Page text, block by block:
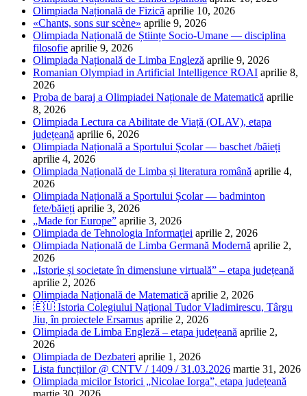
Olimpiada Națională de Fizică aprilie 10, 2026
«Chants, sons sur scène» aprilie 9, 2026
Olimpiada Națională de Științe Socio-Umane — disciplina
filosofie aprilie 9, 2026
Olimpiada Națională de Limba Engleză aprilie 9, 2026
Romanian Olympiad in Artificial Intelligence ROAI aprilie 8,
2026
Proba de baraj a Olimpiadei Naționale de Matematică aprilie
8, 2026
Olimpiada Lectura ca Abilitate de Viață (OLAV), etapa
județeană aprilie 6, 2026
Olimpiada Națională a Sportului Școlar — baschet /băieți
aprilie 4, 2026
Olimpiada Națională de Limba și literatura română aprilie 4,
2026
Olimpiada Națională a Sportului Școlar — badminton
fete/băieți aprilie 3, 2026
„Made for Europe” aprilie 3, 2026
Olimpiada de Tehnologia Informației aprilie 2, 2026
Olimpiada Națională de Limba Germană Modernă aprilie 2,
2026
„Istorie și societate în dimensiune virtuală” – etapa județeană
aprilie 2, 2026
Olimpiada Națională de Matematică aprilie 2, 2026
🇪🇺 Istoria Colegiului Național Tudor Vladimirescu, Târgu
Jiu, în proiectele Ersamus aprilie 2, 2026
Olimpiada de Limba Engleză – etapa județeană aprilie 2,
2026
Olimpiada de Dezbateri aprilie 1, 2026
Lista funcțiilor @ CNTV / 1409 / 31.03.2026 martie 31, 2026
Olimpiada micilor Istorici „Nicolae Iorga”, etapa județeană
martie 30, 2026